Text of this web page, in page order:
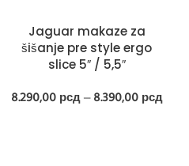
Jaguar makaze za
šišanje pre style ergo
slice 5″ / 5,5″
8.290,00 рсд – 8.390,00 рсд